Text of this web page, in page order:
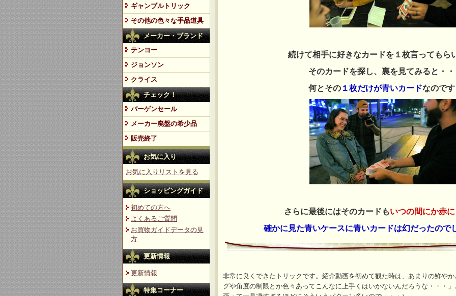
ギャンブルトリック
その他の色々な手品道具
メーカー・ブランド
テンヨー
ジョンソン
クライス
チェック！
バーゲンセール
メーカー廃盤の希少品
販売終了
お気に入り
お気に入りリストを見る
ショッピングガイド
初めての方へ
よくあるご質問
お買物ガイドデータの見
方
更新情報
更新情報
特集コーナー
続けて相手に好きなカードを１枚言ってもら
そのカードを探し、裏を見てみると・
何とその １枚だけが青いカードなので
さらに最後にはそのカードもいつの間にか赤
確かに見た青いケースに青いカードは幻だったので
非常に良くできたトリックです。紹介動画を初めて観た時は、あまりの鮮や
グや角度の制限とか色々あってこんなに上手くはいかないんだろうな・・・